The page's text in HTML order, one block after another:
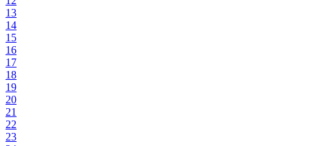
13
14
15
16
17
18
19
20
21
22
23